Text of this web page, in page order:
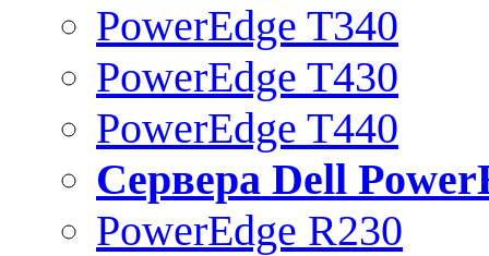
PowerEdge T340
PowerEdge T430
PowerEdge T440
Сервера Dell
PowerEdge R230